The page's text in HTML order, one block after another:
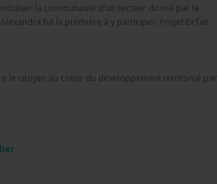
la communauté d’un secteur donné par la
fut la première à y participer. Projet Ex fait
le citoyen au coeur du développement territorial par